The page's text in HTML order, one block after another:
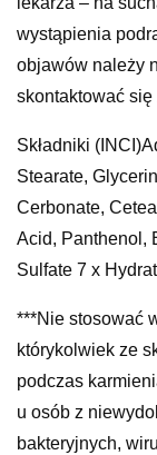
wystąpienia
objawów należy
skontaktować się
Składniki
Stearate,
Cerbonate,
Acid, Panthenol,
Sulfate 7 x
***Nie stosować
którykolwiek ze
podczas
u osób z
bakteryjnych,